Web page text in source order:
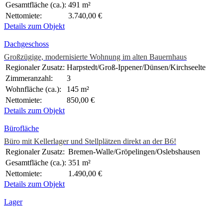
Gesamtfläche (ca.): 491 m²
Nettomiete:
3.740,00 €
Details zum Objekt
Dachgeschoss
Großzügige, modernisierte Wohnung im alten Bauernhaus
Regionaler Zusatz: Harpstedt/Groß-Ippener/Dünsen/Kirchseelte
Zimmeranzahl:
3
Wohnfläche (ca.):
145 m²
Nettomiete:
850,00 €
Details zum Objekt
Bürofläche
Büro mit Kellerlager und Stellplätzen direkt an der B6!
Regionaler Zusatz: Bremen-Walle/Gröpelingen/Oslebshausen
Gesamtfläche (ca.): 351 m²
Nettomiete:
1.490,00 €
Details zum Objekt
Lager